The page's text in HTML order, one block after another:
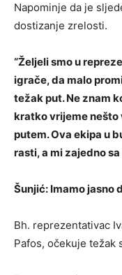
Napominje da je
dostizanje zrelosti.
“Željeli smo u
igrače, da malo
težak put. Ne znam
kratko vrijeme nešto
putem. Ova ekipa u
rasti, a mi zajedno
Šunjić: Imamo jasno
Bh. reprezentativac
Pafos, očekuje težak